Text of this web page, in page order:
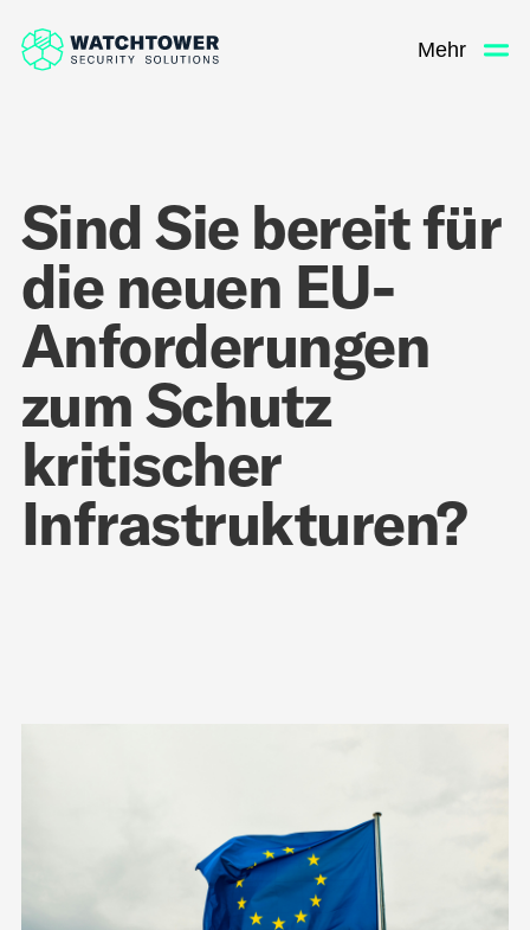
Mehr
Sind Sie bereit für
die neuen EU-
Anforderungen
zum Schutz
kritischer
Infrastrukturen?